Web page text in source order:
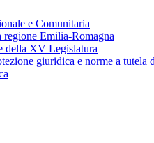
e Comunitaria
Emilia-Romagna
della XV Legislatura
giuridica e norme a tutela